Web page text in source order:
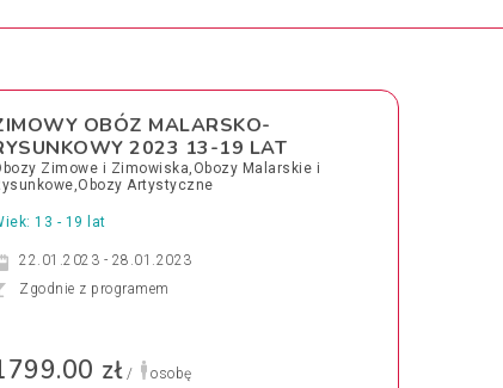
OBÓZ MALARSKO-
2023 13-19 LAT
Zimowe i Zimowiska,Obozy Malarskie i
Artystyczne
13 - 19 lat
22.01.2023 - 28.01.2023
Zgodnie z programem
zł/ osobę